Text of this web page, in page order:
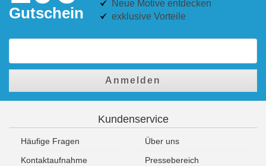
Gutschein
Neue Motive entdecken
exklusive Vorteile
Anmelden
Kundenservice
Häufige Fragen
Über uns
Kontaktaufnahme
Pressebereich